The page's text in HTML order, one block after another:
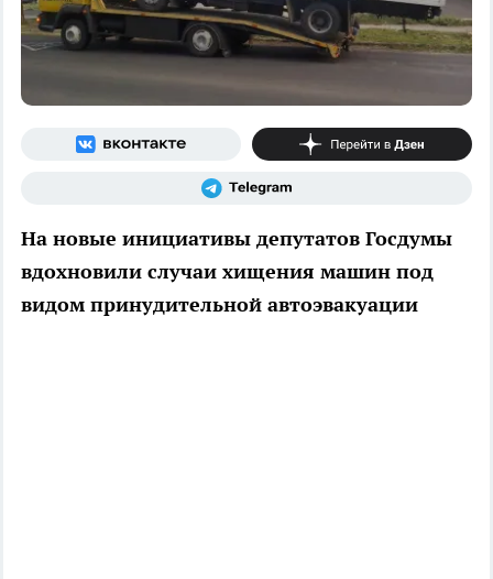
На новые инициативы депутатов Госдумы
вдохновили случаи хищения машин под
видом принудительной автоэвакуации